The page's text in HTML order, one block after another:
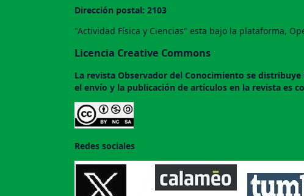
Dirección postal: 2103
"Actividad Física y Ciencias" esta bajo la plataforma,
Licencia Creative Commons
La revista Observador del Conocimiento se distribuye
el envío y la publicación de artículos en la revista es
Redes sociales